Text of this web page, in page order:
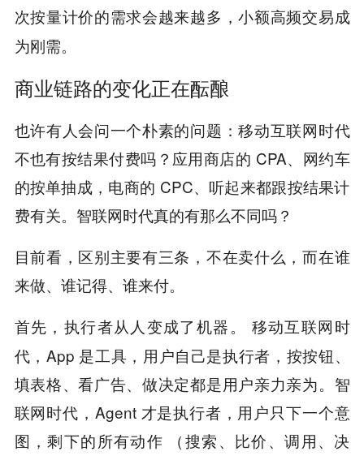
次按量计价的需求会越来越多，小额高频交易成
为刚需。
商业链路的变化正在酝酿
也许有人会问一个朴素的问题：移动互联网时代
不也有按结果付费吗？应用商店的 CPA、网约车
的按单抽成，电商的 CPC、听起来都跟按结果计
费有关。智联网时代真的有那么不同吗？
目前看，区别主要有三条，不在卖什么，而在谁
来做、谁记得、谁来付。
首先，执行者从人变成了机器。
移动互联网时
代，App 是工具，用户自己是执行者，按按钮、
填表格、看广告、做决定都是用户亲力亲为。智
联网时代，Agent 才是执行者，用户只下一个意
图，剩下的所有动作 （搜索、比价、调用、决